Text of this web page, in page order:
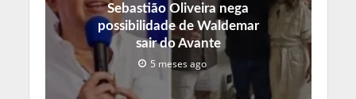
Sebastião Oliveira nega
possibilidade de Waldemar
sair do Avante
5 meses ago